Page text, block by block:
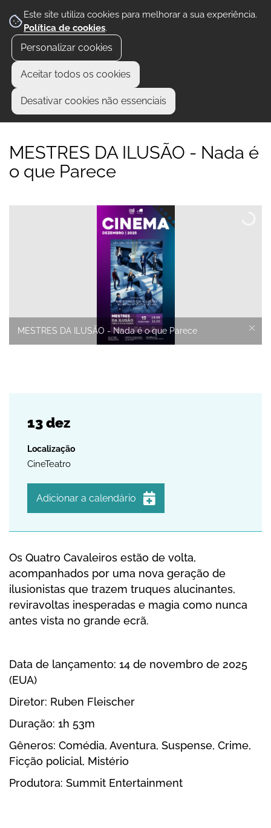
Este site utiliza cookies para melhorar a sua experiência.
Política de cookies.
Personalizar cookies
Aceitar todos os cookies
Desativar cookies não essenciais
MESTRES DA ILUSÃO - Nada é
o que Parece
MESTRES DA ILUSÃO - Nada é o que Parece
13dez
CineTeatro
Adicionar a calendário
Outlook
Outlook Online
Yahoo! Calendar
Os Quatro Cavaleiros estão de volta,
acompanhados por uma nova geração de
ilusionistas que trazem truques alucinantes,
reviravoltas inesperadas e magia como nunca
antes vista no grande ecrã.
Data de lançamento: 14 de novembro de 2025
(EUA)
Diretor: Ruben Fleischer
Duração: 1h 53m
Gêneros: Comédia, Aventura, Suspense, Crime,
Ficção policial, Mistério
Produtora: Summit Entertainment